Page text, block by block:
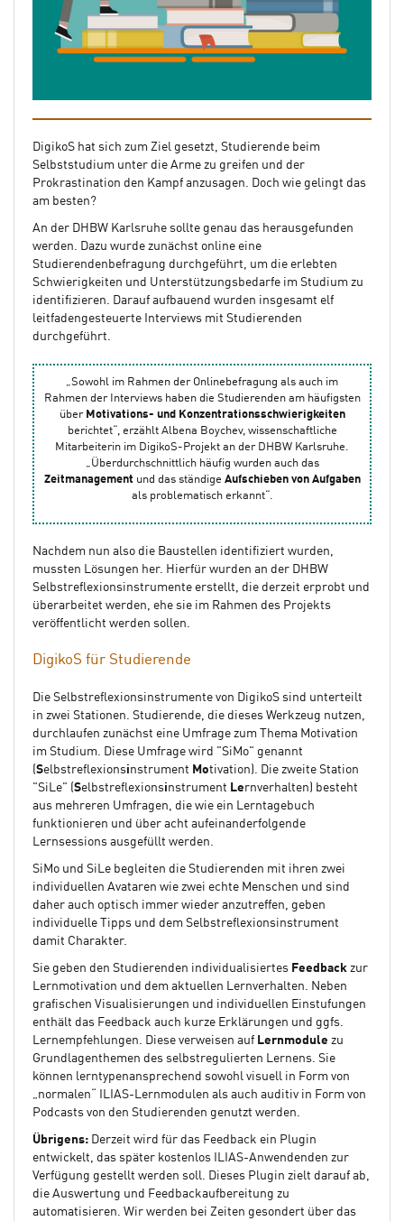
DigikoS hat sich zum Ziel gesetzt, Studierende beim
Selbststudium unter die Arme zu greifen und der
Prokrastination den Kampf anzusagen. Doch wie gelingt das
am besten?
An der DHBW Karlsruhe sollte genau das herausgefunden
werden. Dazu wurde zunächst online eine
Studierendenbefragung durchgeführt, um die erlebten
Schwierigkeiten und Unterstützungsbedarfe im Studium zu
identifizieren. Darauf aufbauend wurden insgesamt elf
leitfadengesteuerte Interviews mit Studierenden
durchgeführt.
„Sowohl im Rahmen der Onlinebefragung als auch im
Rahmen der Interviews haben die Studierenden am häufigsten
über Motivations- und Konzentrationsschwierigkeiten
berichtet“, erzählt Albena Boychev, wissenschaftliche
Mitarbeiterin im DigikoS-Projekt an der DHBW Karlsruhe.
„Überdurchschnittlich häufig wurden auch das
Zeitmanagement und das ständige Aufschieben von Aufgaben
als problematisch erkannt“.
Nachdem nun also die Baustellen identifiziert wurden,
mussten Lösungen her. Hierfür wurden an der DHBW
Selbstreflexionsinstrumente erstellt, die derzeit erprobt und
überarbeitet werden, ehe sie im Rahmen des Projekts
veröffentlicht werden sollen.
DigikoS für Studierende
Die Selbstreflexionsinstrumente von DigikoS sind unterteilt
in zwei Stationen. Studierende, die dieses Werkzeug nutzen,
durchlaufen zunächst eine Umfrage zum Thema Motivation
im Studium. Diese Umfrage wird "SiMo" genannt
(Selbstreflexionsinstrument Motivation). Die zweite Station
"SiLe" (Selbstreflexionsinstrument Lernverhalten) besteht
aus mehreren Umfragen, die wie ein Lerntagebuch
funktionieren und über acht aufeinanderfolgende
Lernsessions ausgefüllt werden.
SiMo und SiLe begleiten die Studierenden mit ihren zwei
individuellen Avataren wie zwei echte Menschen und sind
daher auch optisch immer wieder anzutreffen, geben
individuelle Tipps und dem Selbstreflexionsinstrument
damit Charakter.
Sie geben den Studierenden individualisiertes Feedback zur
Lernmotivation und dem aktuellen Lernverhalten. Neben
grafischen Visualisierungen und individuellen Einstufungen
enthält das Feedback auch kurze Erklärungen und ggfs.
Lernempfehlungen. Diese verweisen auf Lernmodule zu
Grundlagenthemen des selbstregulierten Lernens. Sie
können lerntypenansprechend sowohl visuell in Form von
„normalen“ ILIAS-Lernmodulen als auch auditiv in Form von
Podcasts von den Studierenden genutzt werden.
Übrigens: Derzeit wird für das Feedback ein Plugin
entwickelt, das später kostenlos ILIAS-Anwendenden zur
Verfügung gestellt werden soll. Dieses Plugin zielt darauf ab,
die Auswertung und Feedbackaufbereitung zu
automatisieren. Wir werden bei Zeiten gesondert über das